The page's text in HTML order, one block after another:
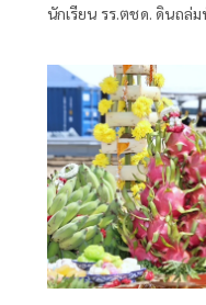
นักเรียน รร.ตชด. ดินถล่
กำลังใจครอบครัว